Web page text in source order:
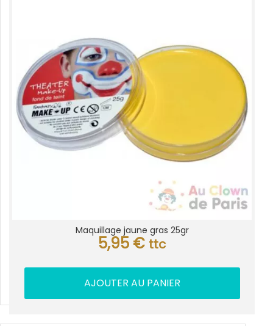
Maquillage jaune gras 25gr
5,95 € ttc
AJOUTER AU PANIER